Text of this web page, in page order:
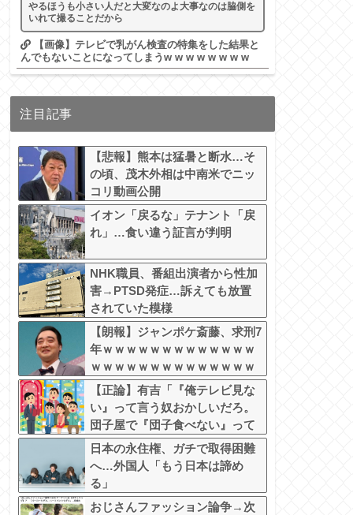
やるほうも小さい人だと大変なのよ大事なのは脇側を
いれて撮ることだから
【画像】テレビで乳がん検査の特集をした結果と
んでもないことになってしまうw w w w w w w w
注目記事
【悲報】熊本は猛暑と断水…そ
の頃、茂木外相は中南米でニッ
コリ動画公開
イオン「戻るな」テナント「戻
れ」…食い違う証言が判明
NHK職員、番組出演者から性加
害→PTSD発症…訴えても放置
されていた模様
【朗報】ジャンポケ斎藤、求刑7
年ｗｗｗｗｗｗｗｗｗｗｗｗｗ
ｗｗｗｗｗｗｗｗｗｗｗｗｗｗ
ｗｗｗｗｗｗｗｗｗｗｗｗｗｗ
【正論】有吉「『俺テレビ見な
い』って言う奴おかしいだろ。
団子屋で『団子食べない』って
言うか？」
日本の永住権、ガチで取得困難
へ…外国人「もう日本は諦め
る」
おじさんファッション論争→次